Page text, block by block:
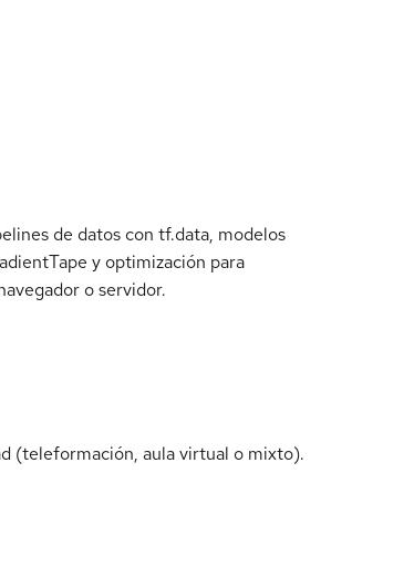
de datos con tf.data, modelos
y optimización para
o servidor.
(teleformación, aula virtual o mixto).